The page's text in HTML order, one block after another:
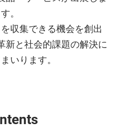
す。
収集できる機会を創出
新と社会的課題の解決に
いります。